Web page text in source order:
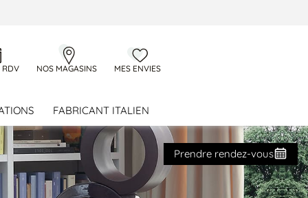
RDV NOS MAGASINS MES ENVIES
FABRICANT ITALIEN
Prendre rendez-vous